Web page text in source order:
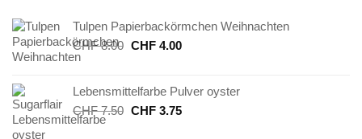
Tulpen Papierbackörmchen Weihnachten
CHF8.00 Ursprünglicher
CHF 8.00
CHF4.00Aktueller
CHF 4.00.
Lebensmittelfarbe Pulver oyster
CHF7.50 Ursprünglicher
CHF3.75Aktueller